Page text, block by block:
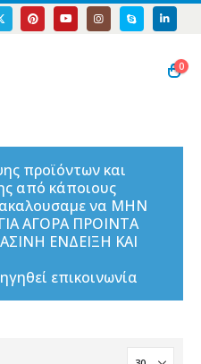
0
προϊόντων και
από κάποιους
να ΜΗΝ
ΑΓΟΡΑ ΠΡΟΙΝΤΑ
ΕΝΔΕΙΞΗ ΚΑΙ
επικοινωνία